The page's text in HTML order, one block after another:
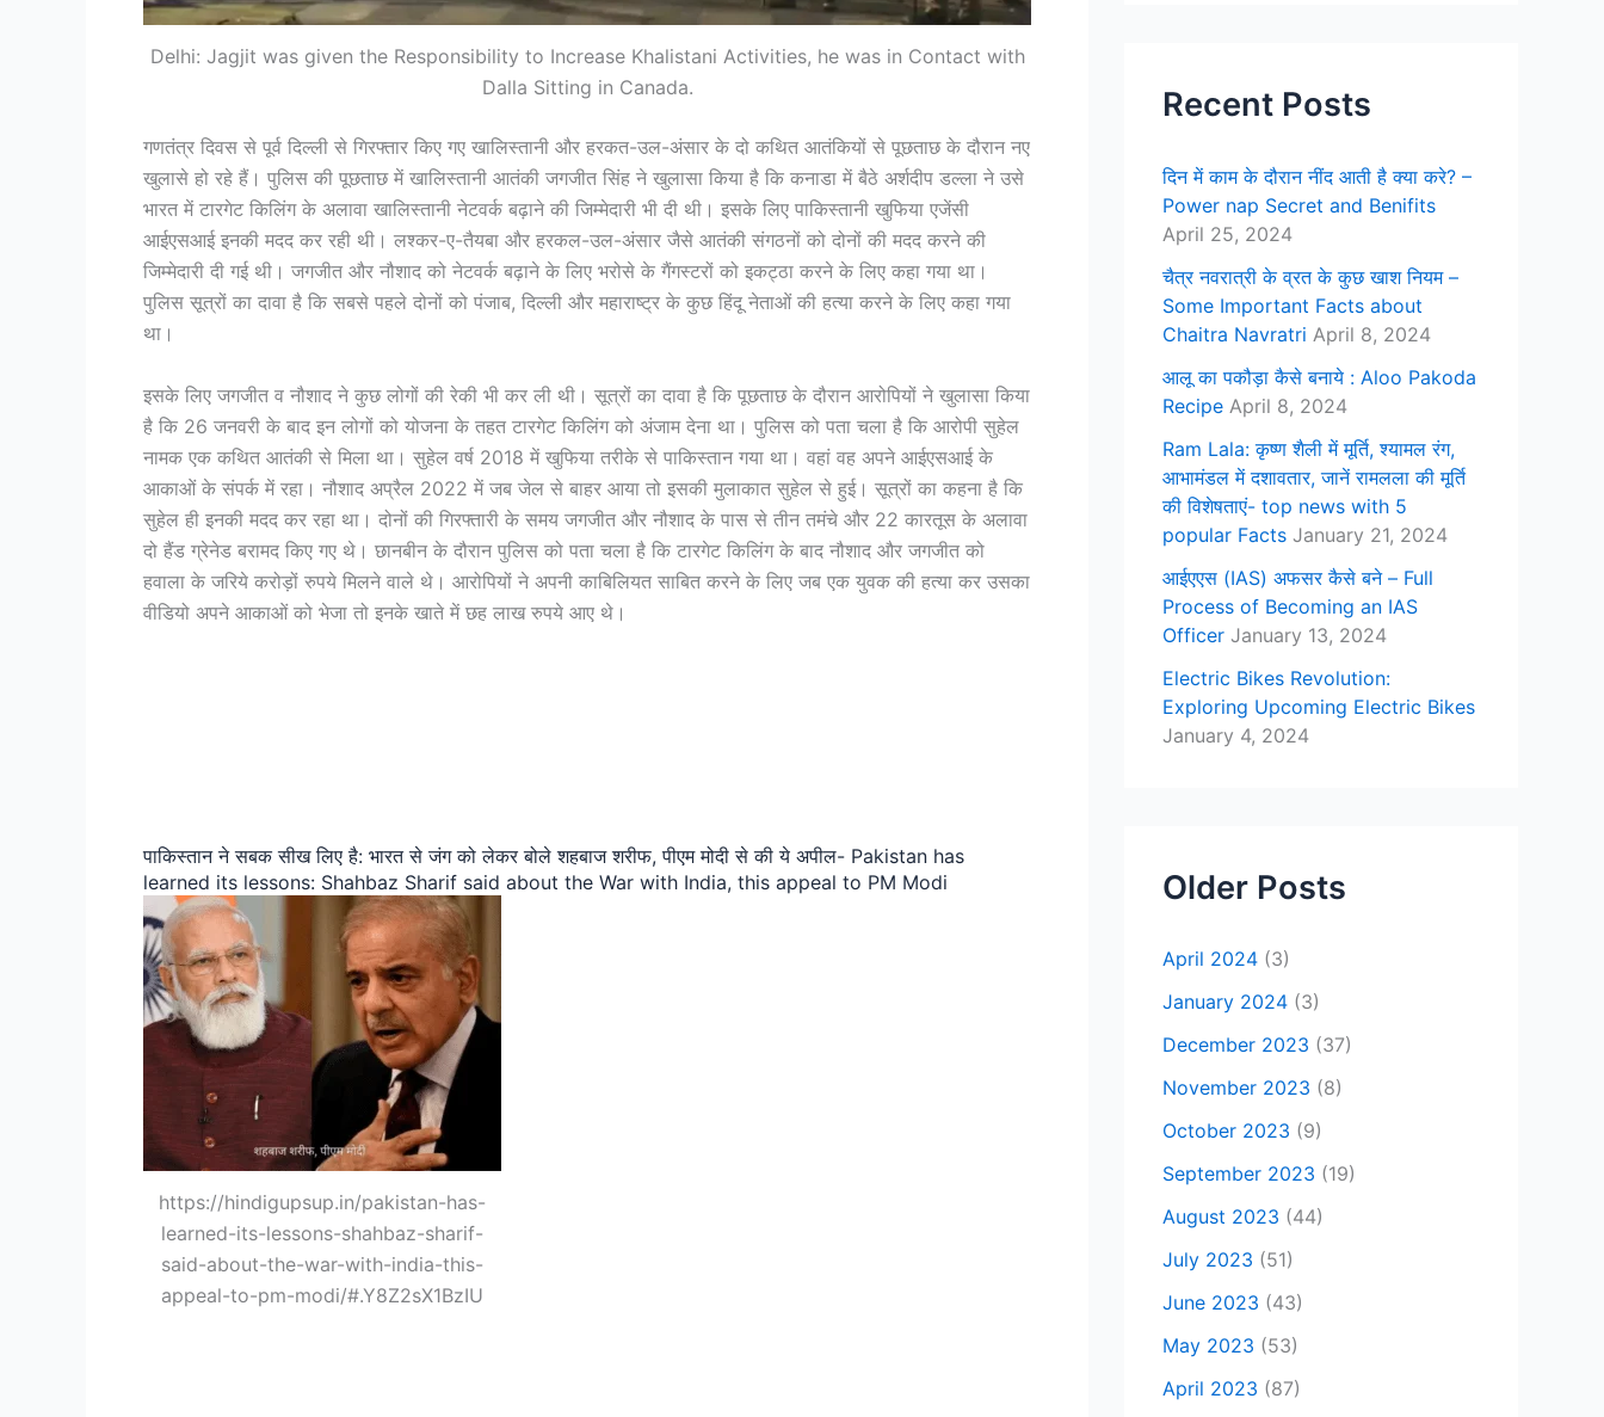
Delhi: Jagjit was given the Responsibility to Increase Khalistani Activities, he was in Contact with
Dalla Sitting in Canada.
गणतंत्र दिवस से पूर्व दिल्ली से गिरफ्तार किए गए खालिस्तानी और हरकत-उल-अंसार के दो कथित आतंकियों से पूछताछ के दौरान नए
खुलासे हो रहे हैं। पुलिस की पूछताछ में खालिस्तानी आतंकी जगजीत सिंह ने खुलासा किया है कि कनाडा में बैठे अर्शदीप डल्ला ने उसे
भारत में टारगेट किलिंग के अलावा खालिस्तानी नेटवर्क बढ़ाने की जिम्मेदारी भी दी थी। इसके लिए पाकिस्तानी खुफिया एजेंसी
आईएसआई इनकी मदद कर रही थी। लश्कर-ए-तैयबा और हरकल-उल-अंसार जैसे आतंकी संगठनों को दोनों की मदद करने की
जिम्मेदारी दी गई थी। जगजीत और नौशाद को नेटवर्क बढ़ाने के लिए भरोसे के गैंगस्टरों को इकट्ठा करने के लिए कहा गया था।
पुलिस सूत्रों का दावा है कि सबसे पहले दोनों को पंजाब, दिल्ली और महाराष्ट्र के कुछ हिंदू नेताओं की हत्या करने के लिए कहा गया
था।
इसके लिए जगजीत व नौशाद ने कुछ लोगों की रेकी भी कर ली थी। सूत्रों का दावा है कि पूछताछ के दौरान आरोपियों ने खुलासा किया
है कि 26 जनवरी के बाद इन लोगों को योजना के तहत टारगेट किलिंग को अंजाम देना था। पुलिस को पता चला है कि आरोपी सुहेल
नामक एक कथित आतंकी से मिला था। सुहेल वर्ष 2018 में खुफिया तरीके से पाकिस्तान गया था। वहां वह अपने आईएसआई के
आकाओं के संपर्क में रहा। नौशाद अप्रैल 2022 में जब जेल से बाहर आया तो इसकी मुलाकात सुहेल से हुई। सूत्रों का कहना है कि
सुहेल ही इनकी मदद कर रहा था। दोनों की गिरफ्तारी के समय जगजीत और नौशाद के पास से तीन तमंचे और 22 कारतूस के अलावा
दो हैंड ग्रेनेड बरामद किए गए थे। छानबीन के दौरान पुलिस को पता चला है कि टारगेट किलिंग के बाद नौशाद और जगजीत को
हवाला के जरिये करोड़ों रुपये मिलने वाले थे। आरोपियों ने अपनी काबिलियत साबित करने के लिए जब एक युवक की हत्या कर उसका
वीडियो अपने आकाओं को भेजा तो इनके खाते में छह लाख रुपये आए थे।
पाकिस्तान ने सबक सीख लिए है: भारत से जंग को लेकर बोले शहबाज शरीफ, पीएम मोदी से की ये अपील- Pakistan has
learned its lessons: Shahbaz Sharif said about the War with India, this appeal to PM Modi
https://hindigupsup.in/pakistan-has-
learned-its-lessons-shahbaz-sharif-
said-about-the-war-with-india-this-
appeal-to-pm-modi/#.Y8Z2sX1BzIU
Recent Posts
दिन में काम के दौरान नींद आती है क्या करे? –
Power nap Secret and Benifits
April 25, 2024
चैत्र नवरात्री के व्रत के कुछ खाश नियम –
Some Important Facts about
Chaitra Navratri April 8, 2024
आलू का पकौड़ा कैसे बनाये : Aloo Pakoda
Recipe April 8, 2024
Ram Lala: कृष्ण शैली में मूर्ति, श्यामल रंग,
आभामंडल में दशावतार, जानें रामलला की मूर्ति
की विशेषताएं- top news with 5
popular Facts January 21, 2024
आईएएस (IAS) अफसर कैसे बने – Full
Process of Becoming an IAS
Officer January 13, 2024
Electric Bikes Revolution:
Exploring Upcoming Electric Bikes
January 4, 2024
Older Posts
April 2024 (3)
January 2024 (3)
December 2023 (37)
November 2023 (8)
October 2023 (9)
September 2023 (19)
August 2023 (44)
July 2023 (51)
June 2023 (43)
May 2023 (53)
April 2023 (87)